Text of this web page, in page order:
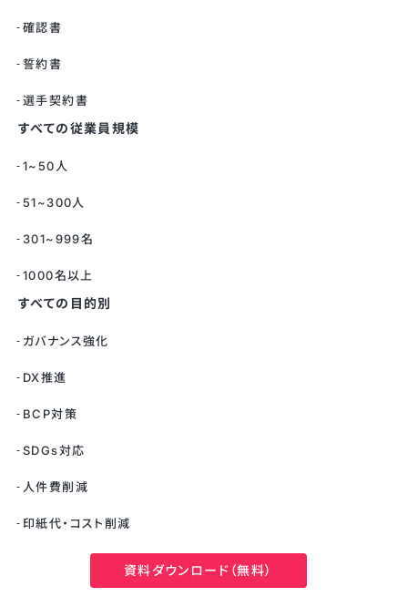
確認書
誓約書
選手契約書
すべての従業員規模
1~50人
51~300人
301~999名
1000名以上
すべての目的別
ガバナンス強化
DX推進
BCP対策
SDGs対応
人件費削減
印紙代・コスト削減
テレワークの推進
資料ダウンロード（無料）